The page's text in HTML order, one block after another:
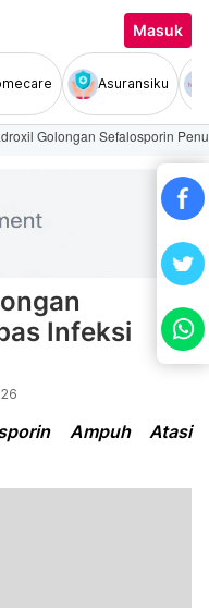
Masuk
Asuransiku
Golongan Sefalosporin
Infeksi
Ampuh Atasi